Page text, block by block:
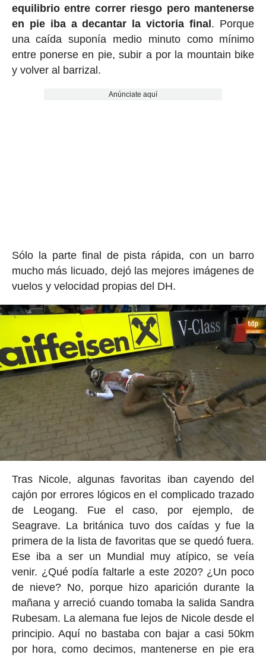
equilibrio entre correr riesgo pero mantenerse
en pie iba a decantar la victoria final. Porque
una caída suponía medio minuto como mínimo
entre ponerse en pie, subir a por la mountain bike
y volver al barrizal.
Anúnciate aquí
Sólo la parte final de pista rápida, con un barro
mucho más licuado, dejó las mejores imágenes de
vuelos y velocidad propias del DH.
Tras Nicole, algunas favoritas iban cayendo del
cajón por errores lógicos en el complicado trazado
de Leogang. Fue el caso, por ejemplo, de
Seagrave. La británica tuvo dos caídas y fue la
primera de la lista de favoritas que se quedó fuera.
Ese iba a ser un Mundial muy atípico, se veía
venir. ¿Qué podía faltarle a este 2020? ¿Un poco
de nieve? No, porque hizo aparición durante la
mañana y arreció cuando tomaba la salida Sandra
Rubesam. La alemana fue lejos de Nicole desde el
principio. Aquí no bastaba con bajar a casi 50km
por hora, como decimos, mantenerse en pie era